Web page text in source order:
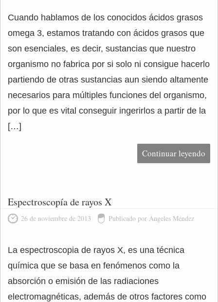
Cuando hablamos de los conocidos ácidos grasos
omega 3, estamos tratando con ácidos grasos que
son esenciales, es decir, sustancias que nuestro
organismo no fabrica por si solo ni consigue hacerlo
partiendo de otras sustancias aun siendo altamente
necesarios para múltiples funciones del organismo,
por lo que es vital conseguir ingerirlos a partir de la
[…]
Continuar leyendo
Espectroscopía de rayos X
26 de noviembre de 2013 Publicado por Ángeles Méndez
La espectroscopia de rayos X, es una técnica
química que se basa en fenómenos como la
absorción o emisión de las radiaciones
electromagnéticas, además de otros factores como